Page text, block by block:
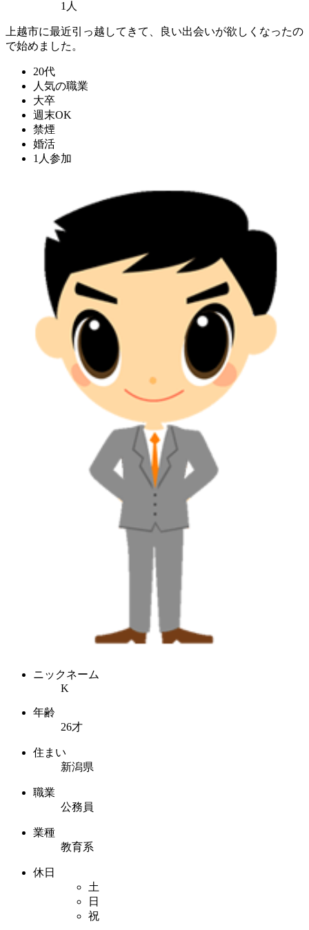
1人
上越市に最近引っ越してきて、良い出会いが欲しくなったの
で始めました。
20代
人気の職業
大卒
週末OK
禁煙
婚活
1人参加
ニックネーム
K
年齢
26才
住まい
新潟県
職業
公務員
業種
教育系
休日
土
日
祝